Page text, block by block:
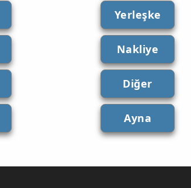
Yerleşke
Nakliye
Diğer
Ayna